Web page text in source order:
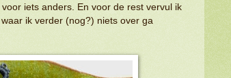
iets anders. En voor de rest vervul ik
ik verder (nog?) niets over ga